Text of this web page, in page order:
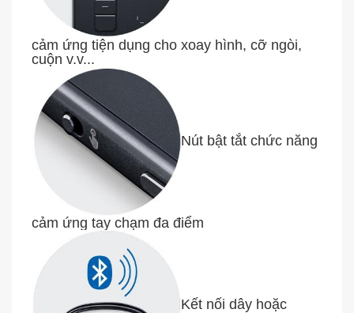
cảm ứng tiện dụng cho xoay hình, cỡ ngòi,
cuộn v.v...
Nút bật tắt chức năng
cảm ứng tay chạm đa điểm
Kết nối dây hoặc